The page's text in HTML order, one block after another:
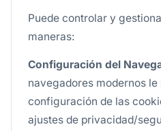
Puede controlar y
maneras:
Configuración del
navegadores modernos
configuración de las
ajustes de privacidad/